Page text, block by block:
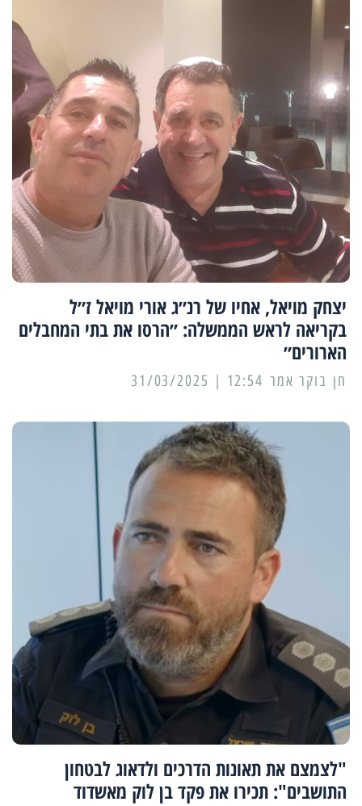
יצחק מויאל, אחיו של רנ״ג אורי מויאל ז״ל
בקריאה לראש הממשלה: ״הרסו את בתי המחבלים
הארורים״
12:54 | 31/03/2025
"לצמצם את תאונות הדרכים ולדאוג לבטחון
התושבים": תכירו את פקד בן לוק מאשדוד